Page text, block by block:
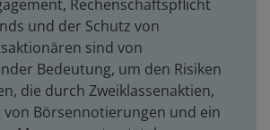
Rechenschaftspflicht
und der Schutz von
sind von
Bedeutung, um den Risiken
die durch Zweiklassenaktien,
von Börsennotierungen und ein